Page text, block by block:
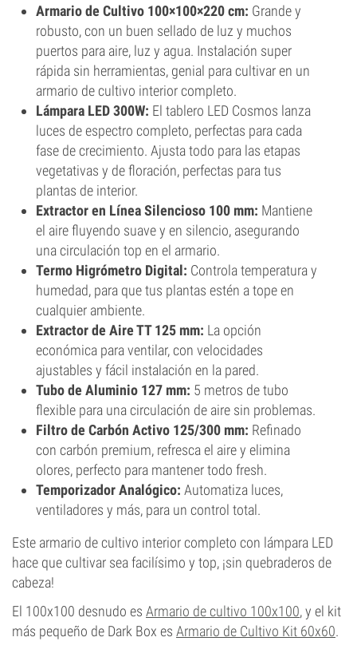
Armario de Cultivo 100×100×220 cm: Grande y
robusto, con un buen sellado de luz y muchos
puertos para aire, luz y agua. Instalación super
rápida sin herramientas, genial para cultivar en un
armario de cultivo interior completo.
Lámpara LED 300W: El tablero LED Cosmos lanza
luces de espectro completo, perfectas para cada
fase de crecimiento. Ajusta todo para las etapas
vegetativas y de floración, perfectas para tus
plantas de interior.
Extractor en Línea Silencioso 100 mm: Mantiene
el aire fluyendo suave y en silencio, asegurando
una circulación top en el armario.
Termo Higrómetro Digital: Controla temperatura y
humedad, para que tus plantas estén a tope en
cualquier ambiente.
Extractor de Aire TT 125 mm: La opción
económica para ventilar, con velocidades
ajustables y fácil instalación en la pared.
Tubo de Aluminio 127 mm: 5 metros de tubo
flexible para una circulación de aire sin problemas.
Filtro de Carbón Activo 125/300 mm: Refinado
con carbón premium, refresca el aire y elimina
olores, perfecto para mantener todo fresh.
Temporizador Analógico: Automatiza luces,
ventiladores y más, para un control total.
Este armario de cultivo interior completo con lámpara LED
hace que cultivar sea facilísimo y top, ¡sin quebraderos de
cabeza!
El 100x100 desnudo es Armario de cultivo 100x100, y el kit
más pequeño de Dark Box es Armario de Cultivo Kit 60x60.